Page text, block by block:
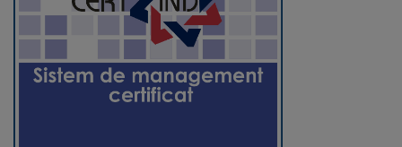
Regulamentul
de
funcționare